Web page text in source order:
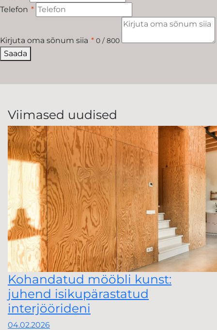
Telefon *
Kirjuta oma sõnum siia * 0 / 800
Saada
Viimased uudised
Kohandatud mööbli kunst:
juhend isikupärastatud
interjöörideni
04.02.2026